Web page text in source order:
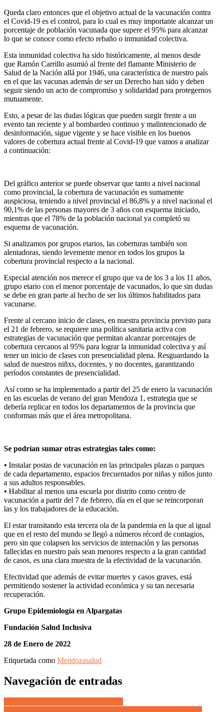
Queda claro entonces que el objetivo actual de la vacunación contra
el Covid-19 es el control, para lo cual es muy importante alcanzar un
porcentaje de población vacunada que supere el 95% para alcanzar
lo que se conoce como efecto rebaño o inmunidad colectiva.
Esta inmunidad colectiva ha sido históricamente, al menos desde
que Ramón Carrillo asumió al frente del flamante Ministerio de
Salud de la Nación allá por 1946, una característica de nuestro país
en el que las vacunas además de ser un Derecho han sido y deben
seguir siendo un acto de compromiso y solidaridad para protegernos
mutuamente.
Esto, a pesar de las dudas lógicas que pueden surgir frente a un
evento tan reciente y al bombardeo continuo y malintencionado de
desinformación, sigue vigente y se hace visible en los buenos
valores de cobertura actual frente al Covid-19 que vamos a analizar
a continuación:
Del gráfico anterior se puede observar que tanto a nivel nacional
como provincial, la cobertura de vacunación es sumamente
auspiciosa, teniendo a nivel provincial el 86,8% y a nivel nacional el
90,1% de las personas mayores de 3 años con esquema iniciado,
mientras que el 78% de la población nacional ya completó su
esquema de vacunación.
Si analizamos por grupos etarios, las coberturas también son
alentadoras, siendo levemente menor en todos los grupos la
cobertura provincial respecto a la nacional.
Especial atención nos merece el grupo que va de los 3 a los 11 años,
grupo etario con el menor porcentaje de vacunados, lo que sin dudas
se debe en gran parte al hecho de ser los últimos habilitados para
vacunarse.
Frente al cercano inicio de clases, en nuestra provincia previsto para
el 21 de febrero, se requiere una política sanitaria activa con
estrategias de vacunación que permitan alcanzar porcentajes de
cobertura cercanos al 95% para lograr la inmunidad colectiva y así
tener un inicio de clases con presencialidad plena. Resguardando la
salud de nuestros niñxs, docentes, y no docentes, garantizando
períodos constantes de presencialidad.
Así como se ha implementado a partir del 25 de enero la vacunación
en las escuelas de verano del gran Mendoza 1, estrategia que se
debería replicar en todos los departamentos de la provincia que
conforman más que el área metropolitana.
Se podrían sumar otras estrategias tales como:
⦁ Instalar postas de vacunación en las principales plazas o parques
de cada departamento, espacios frecuentados por niñas y niños junto
a sus adultos responsables.
⦁ Habilitar al menos una escuela por distrito como centro de
vacunación a partir del 7 de febrero, día en el que se reincorporan
las y los trabajadores de la educación.
El estar transitando esta tercera ola de la pandemia en la que al igual
que en el resto del mundo se llegó a números récord de contagios,
pero sin que colapsen los servicios de internación y las personas
fallecidas en nuestro país sean menores respecto a la gran cantidad
de casos, es una clara muestra de la efectividad de la vacunación.
Efectividad que además de evitar muertes y casos graves, está
permitiendo sostener la actividad económica y su tan necesaria
recuperación.
Grupo Epidemiología en Alpargatas
Fundación Salud Inclusiva
28 de Enero de 2022
Etiquetada como Mendozasalud
Navegación de entradas